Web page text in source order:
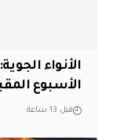
الأنواء
الأسبوع
قبل 13 ساعة